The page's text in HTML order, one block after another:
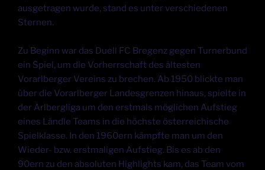
ausgetragen wurde, stand es unter verschiedenen
Sternen.
Zu Beginn war das Duell FC Bregenz gegen Turnerbund
ein Spiel, um die Vorherrschaft des ältesten
Vorarlberger Vereins zu brechen. Ab 1950 blickte man
über die Vorarlberger Landesgrenzen hinaus, spielte in
der Arlbergliga um den erstmals möglichen Aufstieg
eines Ländle Teams in die höchste österreichische
Spielklasse. In den 1960ern kämpfte man um den
Wieder- bzw. erstmaligen Aufstieg. Bis es ab den
90ern zu den absoluten Highlights kam, das Team vom